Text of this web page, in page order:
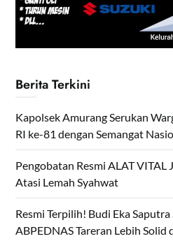
Berita Terkini
Kapolsek Amurang Serukan
RI ke-81 dengan Semangat
Pengobatan Resmi ALAT VITAL
Atasi Lemah Syahwat
Resmi Terpilih! Budi Eka
ABPEDNAS Tareran Lebih Solid